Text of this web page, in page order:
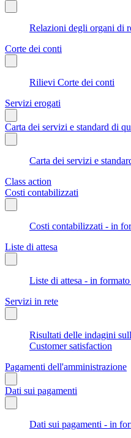
Relazioni degli organi di
Corte dei conti
Rilievi Corte dei conti
Servizi erogati
Carta dei servizi e standard di
Carta dei servizi e
Class action
Costi contabilizzati
Costi contabilizzati - in
Liste di attesa
Liste di attesa - in
Servizi in rete
Risultati delle indagini
Customer satisfaction
Pagamenti dell'amministrazione
Dati sui pagamenti
Dati sui pagamenti - in